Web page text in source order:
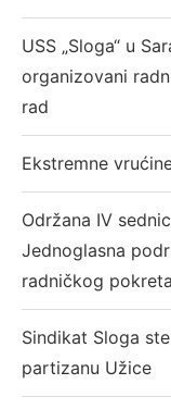
USS „Sloga“ u
organizovani
rad
Ekstremne
Održana IV
Jednoglasna
radničkog pokreta
Sindikat Sloga
partizanu Užice